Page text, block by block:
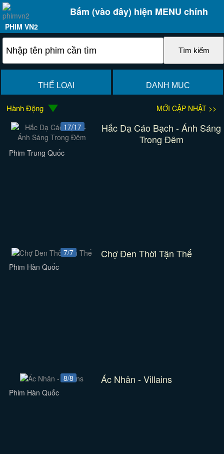
Bấm (vào đây) hiện MENU chính
PHIM VN2
THỂ LOẠI DANH MỤC
Hành Động
MỚI CẬP NHẬT >>
17/17
Hắc Dạ Cáo Bạch - Ánh Sáng
Trong Đêm
Phim Trung Quốc
7/7 Chợ Đen Thời Tận Thế
Phim Hàn Quốc
8/8 Ác Nhân - Villains
Phim Hàn Quốc